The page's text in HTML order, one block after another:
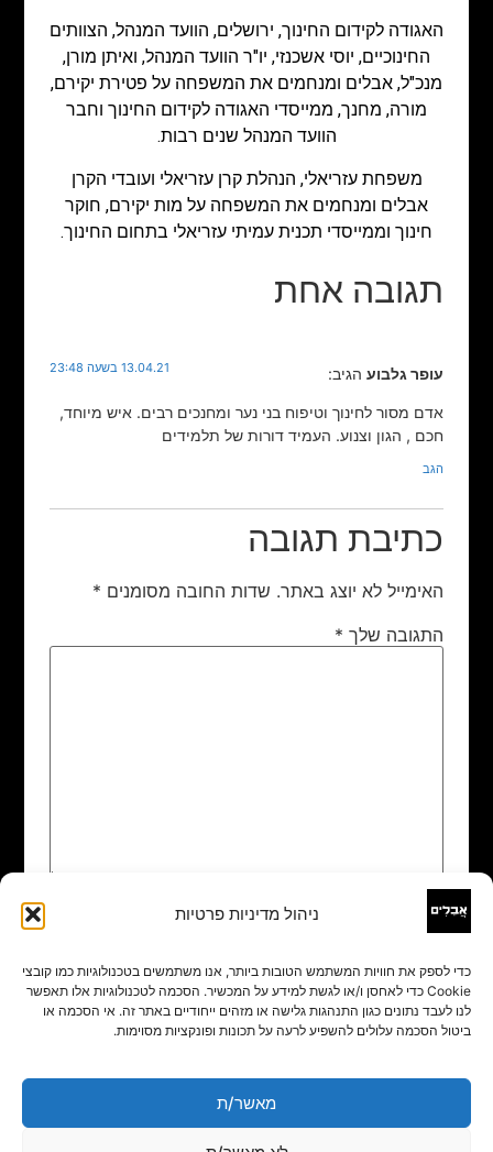
ניהול מדיניות פרטיות
כדי לספק את חוויות המשתמש הטובות ביותר, אנו משתמשים בטכנולוגיות כמו קובצי
Cookie כדי לאחסן ו/או לגשת למידע על המכשיר. הסכמה לטכנולוגיות אלו תאפשר
לנו לעבד נתונים כגון התנהגות גלישה או מזהים ייחודיים באתר זה. אי הסכמה או
ביטול הסכמה עלולים להשפיע לרעה על תכונות ופונקציות מסוימות.
מאשר/ת
האגודה לקידום החינוך, ירושלים, הוועד המנהל, הצוותים
החינוכיים, יוסי אשכנזי, יו"ר הוועד המנהל, ואיתן מורן,
מנכ"ל, אבלים ומנחמים את המשפחה על פטירת יקירם,
מורה, מחנך, ממייסדי האגודה לקידום החינוך וחבר
הוועד המנהל שנים רבות.
משפחת עזריאלי, הנהלת קרן עזריאלי ועובדי הקרן
אבלים ומנחמים את המשפחה על מות יקירם, חוקר
חינוך וממייסדי תכנית עמיתי עזריאלי בתחום החינוך.
תגובה אחת
עופר גלבוע הגיב: 13.04.21 בשעה 23:48
אדם מסור לחינוך וטיפוח בני נער ומחנכים רבים. איש מיוחד,
חכם , הגון וצנוע. העמיד דורות של תלמידים
הגב
כתיבת תגובה
האימייל לא יוצג באתר. שדות החובה מסומנים *
התגובה שלך *
שם
אימייל*